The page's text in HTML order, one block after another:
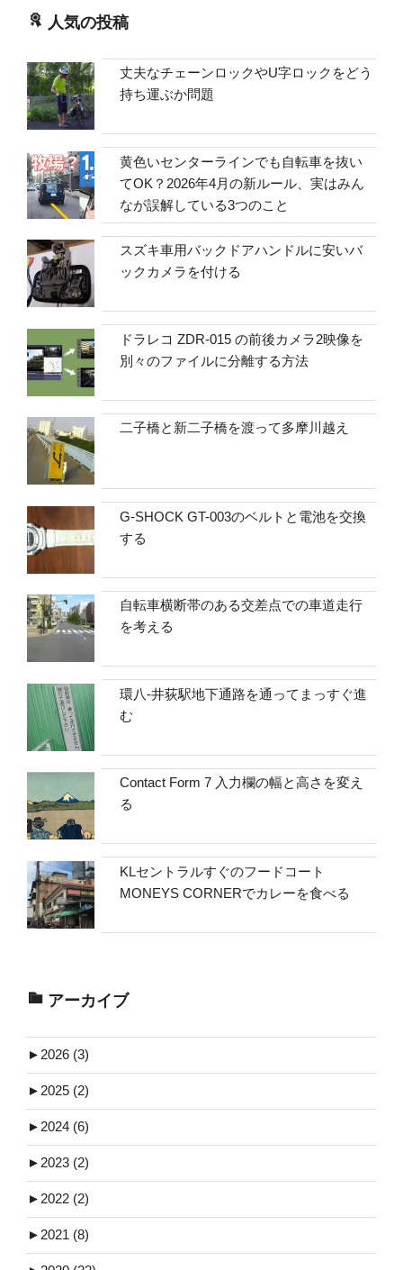
人気の投稿
丈夫なチェーンロックやU字ロックをどう
持ち運ぶか問題
黄色いセンターラインでも自転車を抜い
てOK？2026年4月の新ルール、実はみん
なが誤解している3つのこと
スズキ車用バックドアハンドルに安いバ
ックカメラを付ける
ドラレコ ZDR-015 の前後カメラ2映像を
別々のファイルに分離する方法
二子橋と新二子橋を渡って多摩川越え
G-SHOCK GT-003のベルトと電池を交換
する
自転車横断帯のある交差点での車道走行
を考える
環八-井荻駅地下通路を通ってまっすぐ進
む
Contact Form 7 入力欄の幅と高さを変え
る
KLセントラルすぐのフードコート
MONEYS CORNERでカレーを食べる
アーカイブ
► 2026 (3)
► 2025 (2)
► 2024 (6)
► 2023 (2)
► 2022 (2)
► 2021 (8)